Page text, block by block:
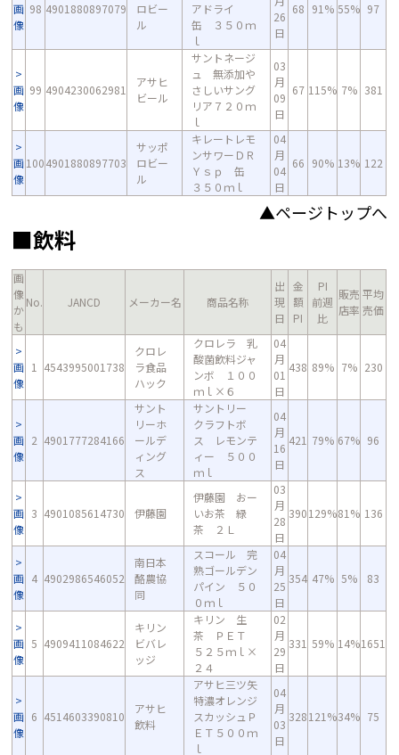
画
像
98 4901880897079
ロビー
ル
アドライ
缶 ３５０ｍ
ｌ
26
日
68 91% 55% 97
画
像
99 4904230062981
アサヒ
ビール
サントネージ
ュ 無添加や
さしいサング
リア７２０ｍ
ｌ
03
月
09
日
67 115% 7% 381
画
像
1004901880897703
サッポ
ロビー
ル
キレートレモ
ンサワーＤＲ
Ｙｓｐ 缶
３５０ｍｌ
04
月
04
日
66 90% 13% 122
▲ページトップへ
■飲料
画
像
か
も
No. JANCD メーカー名 商品名称
出
現
日
金
額
PI
PI
前週
比
販売
店率
平均
売価
画
像
1 4543995001738
クロレ
ラ食品
ハック
クロレラ 乳
酸菌飲料ジャ
ンボ １００
ｍｌ×６
04
月
01
日
438 89% 7% 230
画
像
2 4901777284166
サント
リーホ
ールデ
ィング
ス
サントリー
クラフトボ
ス レモンテ
ィー ５００
ｍｌ
04
月
16
日
421 79% 67% 96
画
像
3 4901085614730 伊藤園
伊藤園 おー
いお茶 緑
茶 ２Ｌ
03
月
28
日
390129%81% 136
画
像
4 4902986546052
南日本
酪農協
同
スコール 完
熟ゴールデン
パイン ５０
０ｍｌ
04
月
25
日
354 47% 5% 83
画
像
5 4909411084622
キリン
ビバレ
ッジ
キリン 生
茶 ＰＥＴ
５２５ｍｌ×
２４
02
月
29
日
331 59% 14%1651
画
像
6 4514603390810
アサヒ
飲料
アサヒ三ツ矢
特濃オレンジ
スカッシュＰ
ＥＴ５００ｍ
ｌ
04
月
03
日
328121%34% 75